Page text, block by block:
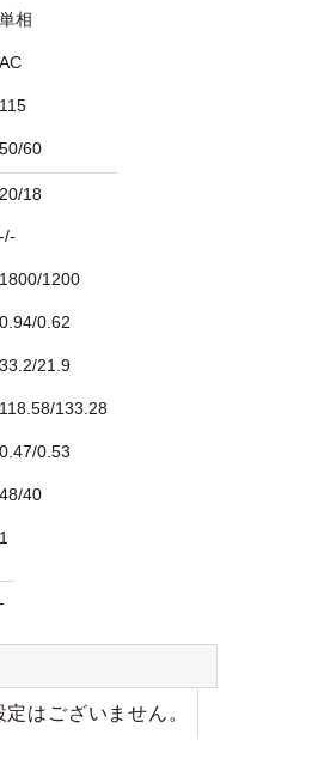
単相
AC
115
50/60
20/18
-/-
1800/1200
0.94/0.62
33.2/21.9
118.58/133.28
0.47/0.53
48/40
1
-
はございません。